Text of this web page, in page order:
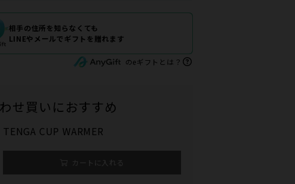
相手の住所を知らなくても
LINEやメールでギフトを贈れます
のeギフトとは？
せ買いにおすすめ
TENGA CUP WARMER